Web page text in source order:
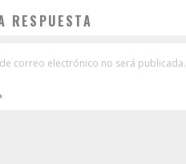
RESPUESTA
correo electrónico no será publicada.